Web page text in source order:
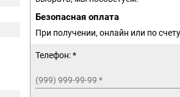
Безопасная оплата
При получении, онлайн или по
Телефон: *
(999) 999-99-99 *